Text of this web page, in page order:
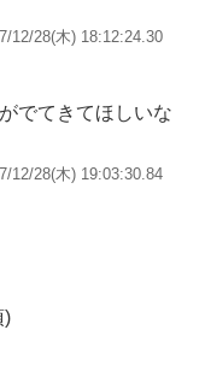
12/28(木) 18:12:24.30
でてきてほしいな
12/28(木) 19:03:30.84
)